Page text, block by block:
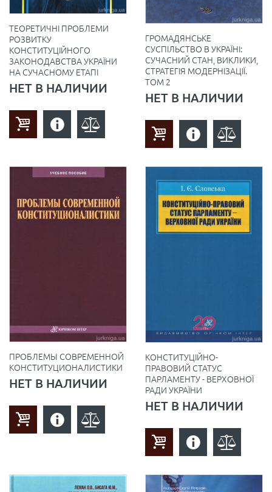
ТЕОРЕТИЧНІ ПРОБЛЕМИ
РОЗВИТКУ
КОНСТИТУЦІЙНОГО
ЗАКОНОДАВСТВА УКРАЇНИ
НА СУЧАСНОМУ ЕТАПІ
НЕТ В НАЛИЧИИ
ГРОМАДЯНСЬКЕ
СУСПІЛЬСТВО В УКРАЇНІ:
СУЧАСНИЙ СТАН, ВИКЛИКИ,
СТРАТЕГІЯ МОДЕРНІЗАЦІЇ.
ТОМ 2
НЕТ В НАЛИЧИИ
ПРОБЛЕМЫ СОВРЕМЕННОЙ
КОНСТИТУЦИОНАЛИСТИКИ
НЕТ В НАЛИЧИИ
КОНСТИТУЦІЙНО-
ПРАВОВИЙ СТАТУС
ПАРЛАМЕНТУ - ВЕРХОВНОЇ
РАДИ УКРАЇНИ
НЕТ В НАЛИЧИИ